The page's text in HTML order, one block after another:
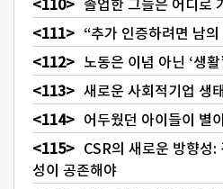
졸업한 그들은 어디로
“추가 인증하려면 남
노동은 이념 아닌 ‘생활
새로운 사회적기업 생
어두웠던 아이들이 별
CSR의 새로운 방향성
성이 공존해야